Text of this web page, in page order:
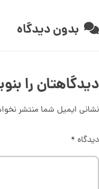
بدون دیدگاه
دیدگاهتان را
نشانی ایمیل شما منتشر
دیدگاه*